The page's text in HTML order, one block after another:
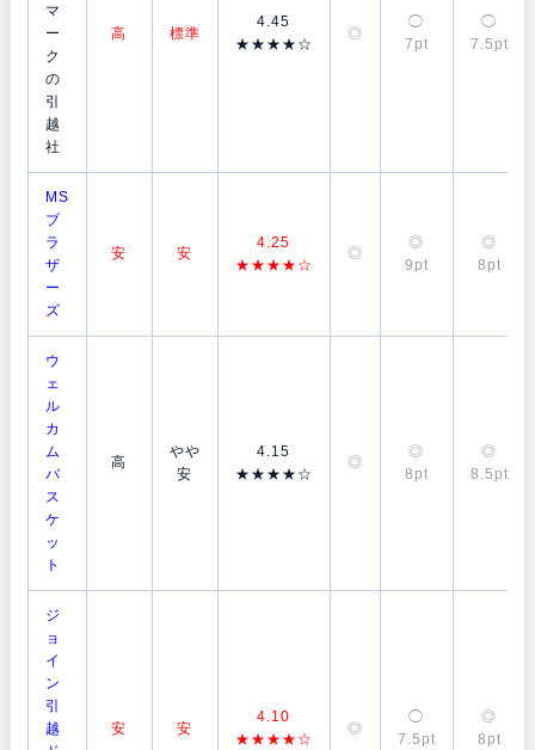
マ
ー
ク
の
引
越
社
高 標準
4.45
★★★★☆
◎
◯
7pt
◯
7.5pt
MS
ブ
ラ
ザ
ー
ズ
安 安
4.25
★★★★☆
◎
◎
9pt
◎
8pt
ウ
ェ
ル
カ
ム
バ
ス
ケ
ッ
ト
高
やや
安
4.15
★★★★☆
◎
◎
8pt
◎
8.5pt
ジ
ョ
イ
ン
引
越
安 安
4.10
★★★★☆
◎
◯
7.5pt
◎
8pt